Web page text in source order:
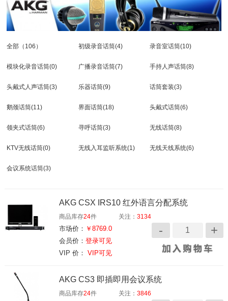
全部 （106） 初级录音话筒(4) 录音室话筒(10)
模块化录音话筒(0) 广播录音话筒(7) 手持人声话筒(8)
头戴式人声话筒(3) 乐器话筒(9) 话筒套装(3)
鹅颈话筒(11) 界面话筒(18) 头戴式话筒(6)
领夹式话筒(6) 寻呼话筒(3) 无线话筒(8)
KTV无线话筒(0) 无线入耳监听系统(1) 无线天线系统(6)
会议系统话筒(3)
AKG CSX IRS10 红外语言分配系统
商品库存24件 关注：3134
市场价： ￥8769.0
会员价：登录可见
VIP 价： VIP可见
AKG CS3 即插即用会议系统
商品库存24件 关注：3846